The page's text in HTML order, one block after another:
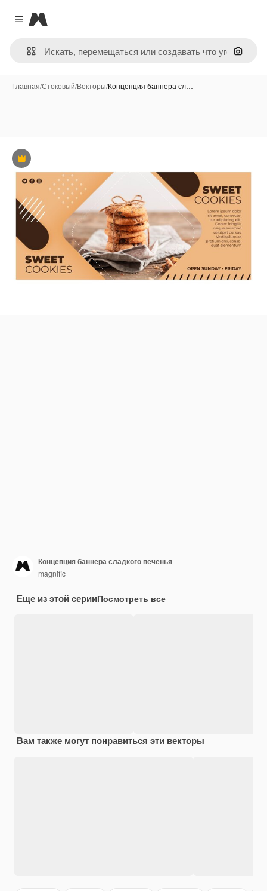
Close menu
Magnific
Поиск
Главная/Стоковый/Векторы/Концепция баннера сл…
Премиум
Концепция баннера сладкого печенья
magnific
Еще из этой серииПосмотреть все
Вам также могут понравиться эти векторы